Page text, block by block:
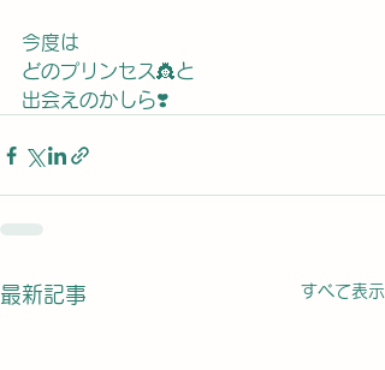
今度は
どのプリンセス👸と
出会えのかしら❣️
最新記事 すべて表示